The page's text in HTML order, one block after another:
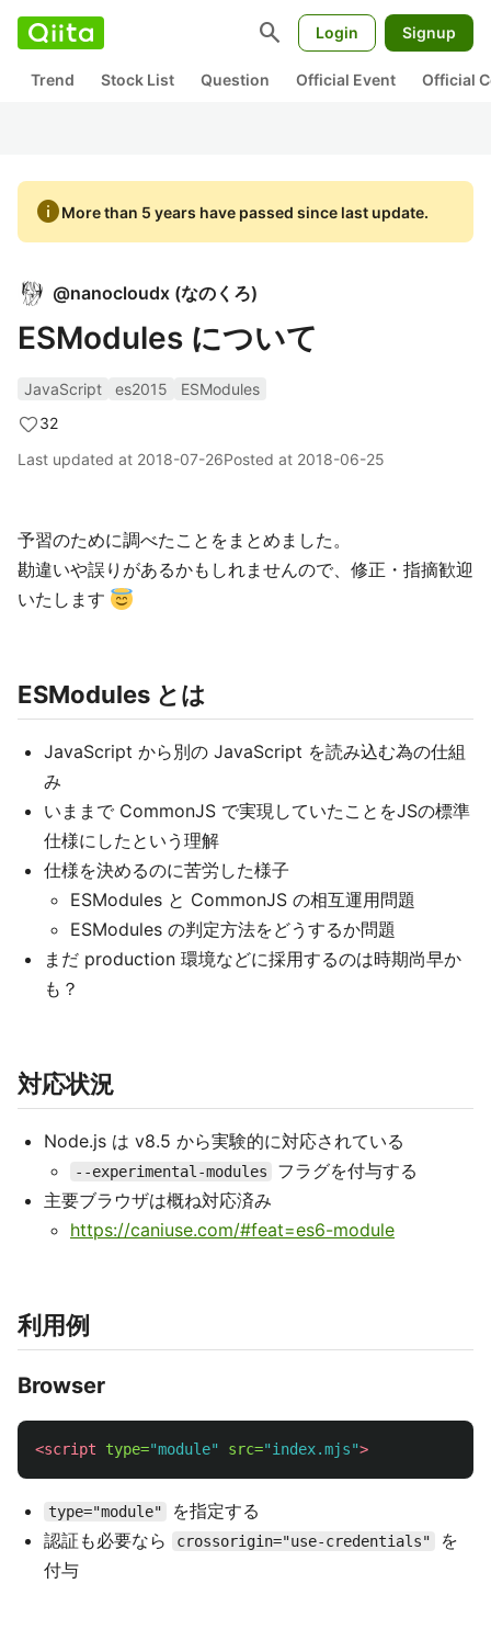
search Login Signup
Trend Stock List Question Official Event Official
infoMore than 5 years have passed since last update.
@nanocloudx (なのくろ)
ESModules について
JavaScript es2015
ESModules
32
Last updated at 2018-07-26Posted at 2018-06-25
予習のために調べたことをまとめました。
勘違いや誤りがあるかもしれませんので、修正・指摘歓迎
いたします
ESModules とは
JavaScript から別の JavaScript を読み込む為の仕組
み
いままで CommonJS で実現していたことをJSの標準
仕様にしたという理解
仕様を決めるのに苦労した様子
ESModules と CommonJS の相互運用問題
ESModules の判定方法をどうするか問題
まだ production 環境などに採用するのは時期尚早か
も？
対応状況
Node.js は v8.5 から実験的に対応されている
--experimental-modules
フラグを付与する
主要ブラウザは概ね対応済み
https://caniuse.com/#feat=es6-module
利用例
Browser
<script type="module" src="index.mjs">
type="module"
を指定する
認証も必要なら
crossorigin="use-credentials"
を
付与